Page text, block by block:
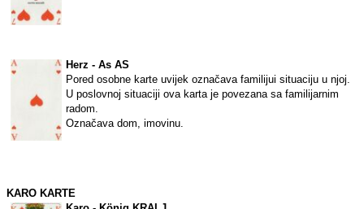
Herz - As AS
Pored osobne karte uvijek označava familijui situaciju u njoj.
U poslovnoj situaciji ova karta je povezana sa familijarnim
radom.
Označava dom, imovinu.
KARO KARTE